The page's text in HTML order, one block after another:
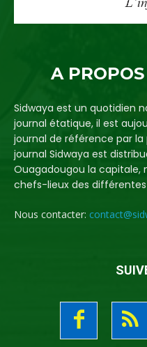
A
Sidwaya est un quotidien
journal étatique, il est
journal de référence par la
journal Sidwaya est
Ouagadougou la capitale,
chefs-lieux des différentes
Nous contacter: